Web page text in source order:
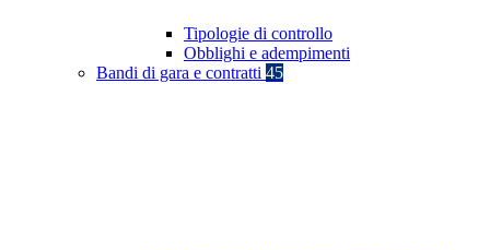
Tipologie di controllo
Obblighi e adempimenti
Bandi di gara e contratti 45